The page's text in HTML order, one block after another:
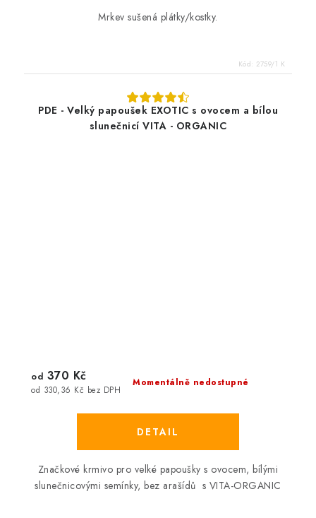
Mrkev sušená plátky/kostky.
Kód: 2759/1 K
PDE - Velký papoušek EXOTIC s ovocem a bílou
slunečnicí VITA - ORGANIC
Momentálně nedostupné
od 330,36 Kč bez DPH
od 370 Kč
Značkové krmivo pro velké papoušky s ovocem, bílými
slunečnicovými semínky, bez arašídů s VITA-ORGANIC